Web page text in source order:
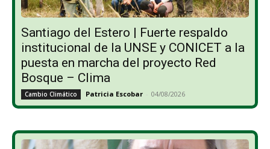
Santiago del Estero | Fuerte respaldo
institucional de la UNSE y CONICET a la
puesta en marcha del proyecto Red
Bosque – Clima
Cambio Climático Patricia Escobar - 04/08/2026